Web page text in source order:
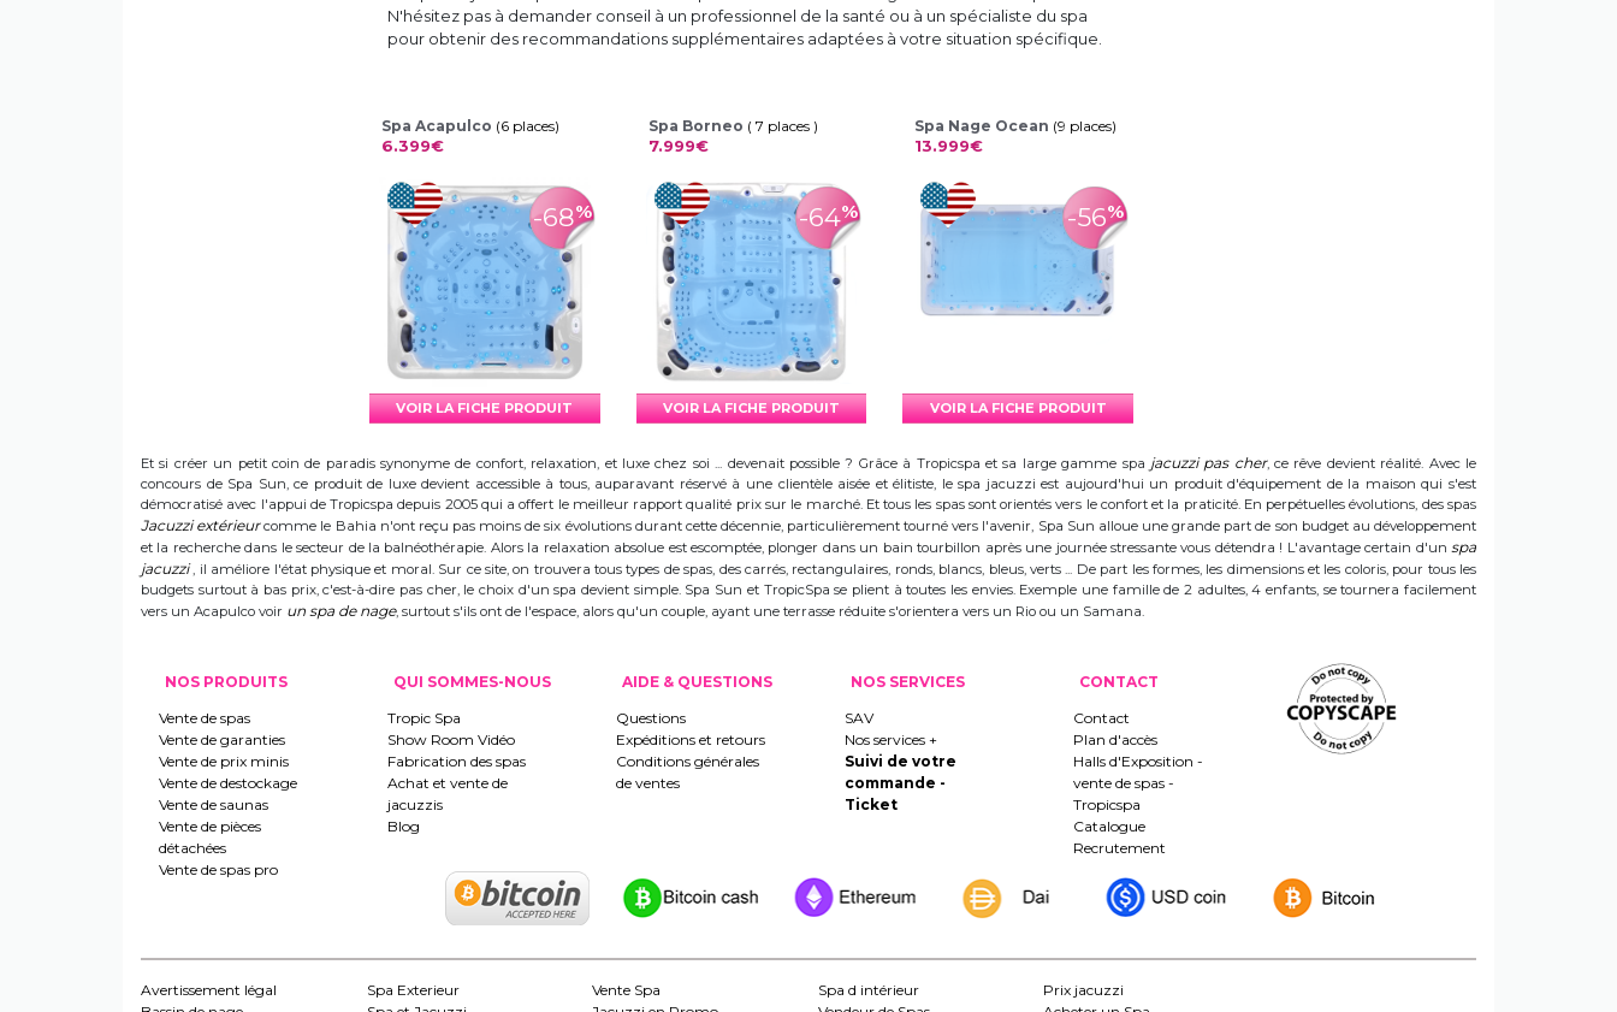
N'hésitez pas à demander conseil à un professionnel de la santé ou à un spécialiste du spa
pour obtenir des recommandations supplémentaires adaptées à votre situation spécifique.
Spa Acapulco (6 places)
6.399€
-68%
VOIR LA FICHE PRODUIT
Spa Borneo ( 7 places )
7.999€
-64%
VOIR LA FICHE PRODUIT
Spa Nage Ocean (9 places)
13.999€
-56%
VOIR LA FICHE PRODUIT
Et si créer un petit coin de paradis synonyme de confort, relaxation, et luxe chez soi ... devenait possible ? Grâce à Tropicspa et sa large gamme spa jacuzzi pas cher, ce rêve devient réalité. Avec le
concours de Spa Sun, ce produit de luxe devient accessible à tous, auparavant réservé à une clientèle aisée et élitiste, le spa jacuzzi est aujourd'hui un produit d'équipement de la maison qui s'est
démocratisé avec l'appui de Tropicspa depuis 2005 qui a offert le meilleur rapport qualité prix sur le marché. Et tous les spas sont orientés vers le confort et la praticité. En perpétuelles évolutions, des spas
Jacuzzi extérieurcomme le Bahia n'ont reçu pas moins de six évolutions durant cette décennie, particulièrement tourné vers l'avenir, Spa Sun alloue une grande part de son budget au développement
et la recherche dans le secteur de la balnéothérapie. Alors la relaxation absolue est escomptée, plonger dans un bain tourbillon après une journée stressante vous détendra ! L'avantage certain d'un spa
jacuzzi, il améliore l'état physique et moral. Sur ce site, on trouvera tous types de spas, des carrés, rectangulaires, ronds, blancs, bleus, verts ... De part les formes, les dimensions et les coloris, pour tous les
budgets surtout à bas prix, c'est-à-dire pas cher, le choix d'un spa devient simple. Spa Sun et TropicSpa se plient à toutes les envies. Exemple une famille de 2 adultes, 4 enfants, se tournera facilement
vers un Acapulco voir un spa de nage, surtout s'ils ont de l'espace, alors qu'un couple, ayant une terrasse réduite s'orientera vers un Rio ou un Samana.
NOS PRODUITS
Vente de spas
Vente de garanties
Vente de prix minis
Vente de destockage
Vente de saunas
Vente de pièces
détachées
Vente de spas pro
QUI SOMMES-NOUS
Tropic Spa
Show Room Vidéo
Fabrication des spas
Achat et vente de
jacuzzis
Blog
AIDE & QUESTIONS
Questions
Expéditions et retours
Conditions générales
de ventes
NOS SERVICES
SAV
Nos services +
Suivi de votre
commande -
Ticket
CONTACT
Contact
Plan d'accès
Halls d'Exposition -
vente de spas -
Tropicspa
Catalogue
Recrutement
Avertissement légal Spa Exterieur Vente Spa Spa d intérieur
Prix jacuzzi